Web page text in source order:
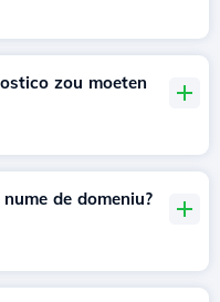
zou moeten
de domeniu?